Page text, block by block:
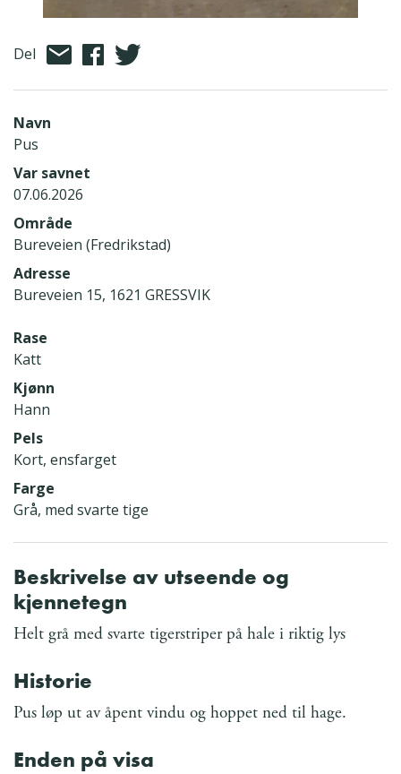
Del
Navn
Pus
Var savnet
07.06.2026
Område
Bureveien (Fredrikstad)
Adresse
Bureveien 15, 1621 GRESSVIK
Rase
Katt
Kjønn
Hann
Pels
Kort, ensfarget
Farge
Grå, med svarte tige
Beskrivelse av utseende og
kjennetegn
Helt grå med svarte tigerstriper på hale i riktig lys
Historie
Pus løp ut av åpent vindu og hoppet ned til hage.
Enden på visa